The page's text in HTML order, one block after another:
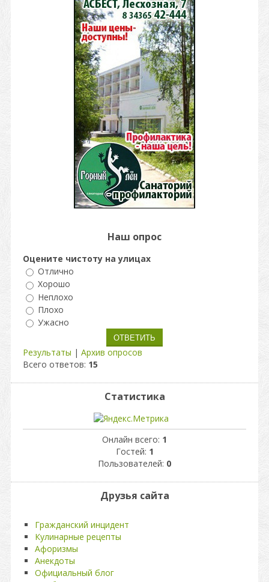
Наш опрос
Оцените чистоту на улицах
Отлично
Хорошо
Неплохо
Плохо
Ужасно
Результаты | Архив опросов
Всего ответов: 15
Статистика
Онлайн всего: 1
Гостей: 1
Пользователей: 0
Друзья сайта
Гражданский инцидент
Кулинарные рецепты
Афоризмы
Анекдоты
Официальный блог